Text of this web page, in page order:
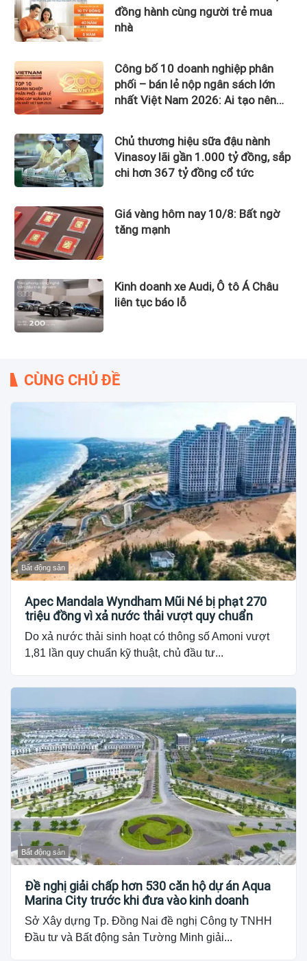
đồng hành cùng người trẻ mua
nhà
Công bố 10 doanh nghiệp phân
phối – bán lẻ nộp ngân sách lớn
nhất Việt Nam 2026: Ai tạo nên
Chủ thương hiệu sữa đậu nành
Vinasoy lãi gần 1.000 tỷ đồng, sắp
chi hơn 367 tỷ đồng cổ tức
Giá vàng hôm nay 10/8: Bất ngờ
tăng mạnh
Kinh doanh xe Audi, Ô tô Á Châu
liên tục báo lỗ
CÙNG CHỦ ĐỀ
Bất động sản
Apec Mandala Wyndham Mũi Né bị phạt 270
triệu đồng vì xả nước thải vượt quy chuẩn
Do xả nước thải sinh hoạt có thông số Amoni vượt
1,81 lần quy chuẩn kỹ thuật, chủ đầu tư...
Bất động sản
Đề nghị giải chấp hơn 530 căn hộ dự án Aqua
Marina City trước khi đưa vào kinh doanh
Sở Xây dựng Tp. Đồng Nai đề nghị Công ty TNHH
Đầu tư và Bất động sản Tường Minh giải...